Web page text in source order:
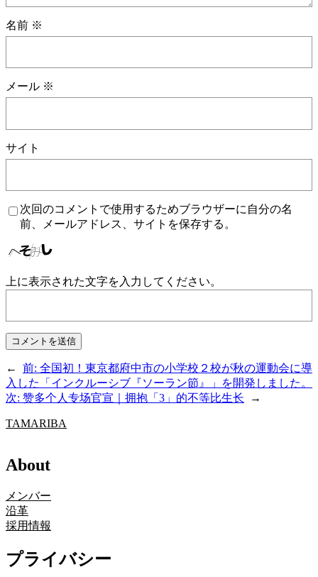
名前 ※
メール ※
サイト
次回のコメントで使用するためブラウザーに自分の名
前、メールアドレス、サイトを保存する。
上に表示された文字を入力してください。
← 前: 全国初！東京都府中市の小学校２校が秋の運動会に導
入した「インクルーシブ『ソーラン節』」を開発しました。
次: 赞多个人专场官宣｜拥抱「3」的不等比生长 →
TAMARIBA
About
メンバー
沿革
採用情報
プライバシー